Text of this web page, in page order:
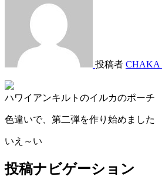
投稿者 CHAKA
ハワイアンキルトのイルカのポーチ
色違いで、第二弾を作り始めました
いえ～い
投稿ナビゲーション